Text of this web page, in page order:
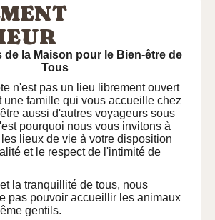
de la Maison pour le Bien-être de
Tous
n'est pas un lieu librement ouvert
une famille qui vous accueille chez
aussi d'autres voyageurs sous
pourquoi nous vous invitons à
lieux de vie à votre disposition
et le respect de l'intimité de
la tranquillité de tous, nous
pas pouvoir accueillir les animaux
gentils.